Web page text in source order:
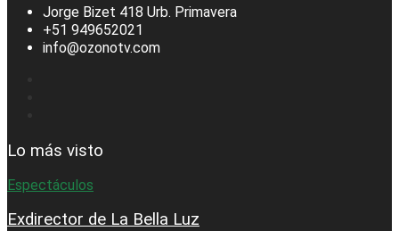
Jorge Bizet 418 Urb. Primavera
+51 949652021
info@ozonotv.com
Lo más visto
Espectáculos
Exdirector de La Bella Luz